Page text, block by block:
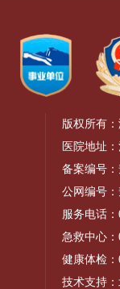
版权所有
医院地址
备案编号：
公网编号：
服务电话：
急救中心：
健康体检：
技术支持